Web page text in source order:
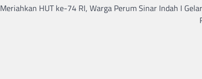
Meriahkan HUT ke-74 RI, Warga Perum Sinar Indah I